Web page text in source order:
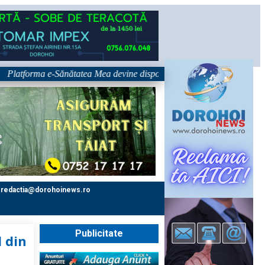
e-Sănătatea Mea devine disponibilă pe 1 septembrie:
redactia@dorohoinews.ro
din
Publicitate